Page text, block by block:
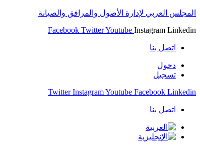
المجلس العربي لإدارة الأصول والمرافق والصيانة
Facebook TwitterYoutube Instagram Linkedin
اتصل بنا
دخول
تسجيل
Twitter InstagramYoutube Facebook Linkedin
اتصل بنا